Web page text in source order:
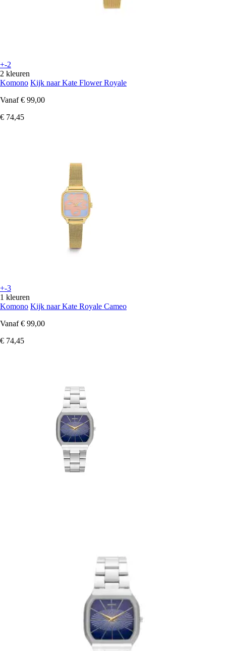
+-2
2 kleuren
Komono Kijk naar Kate Flower Royale
Vanaf € 99,00
€ 74,45
+-3
1 kleuren
Komono Kijk naar Kate Royale Cameo
Vanaf € 99,00
€ 74,45